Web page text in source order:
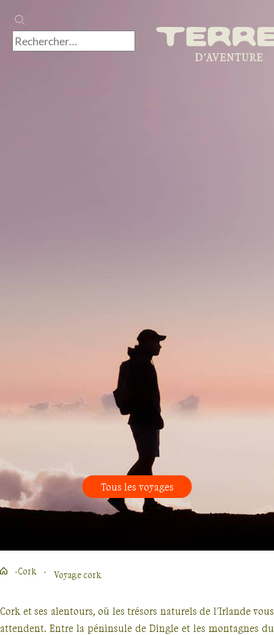
Tous les voyages
Cork Voyage cork
Cork et ses alentours, où les trésors naturels de l'Irlande vous
attendent. Entre la péninsule de Dingle et les montagnes du